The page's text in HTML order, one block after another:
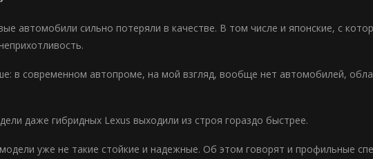
автомобили сильно потеряли в качестве. В том числе и японские, с
в современном автопроме, на мой взгляд, вообще нет автомобилей,
даже гибридных Lexus выходили из строя гораздо быстрее.
уже не такие стойкие и надежные. Об этом говорят и профильные